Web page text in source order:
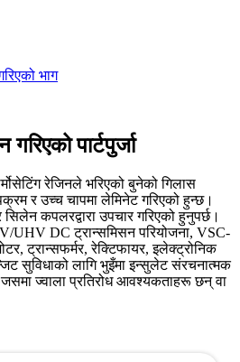
भाग
पार्टपुर्जा
रेजिनले भरिएको बुनेको गिलास
र उच्च चापमा लेमिनेट गरिएको हुन्छ।
कपलरद्वारा उपचार गरिएको हुनुपर्छ।
UHV DC ट्रान्समिसन परियोजना, VSC-
ट्रान्सफर्मर, रेक्टिफायर, इलेक्ट्रोनिक
सुविधाको लागि भुइँमा इन्सुलेट संरचनात्मक
ज्वाला प्रतिरोध आवश्यकताहरू छन् वा